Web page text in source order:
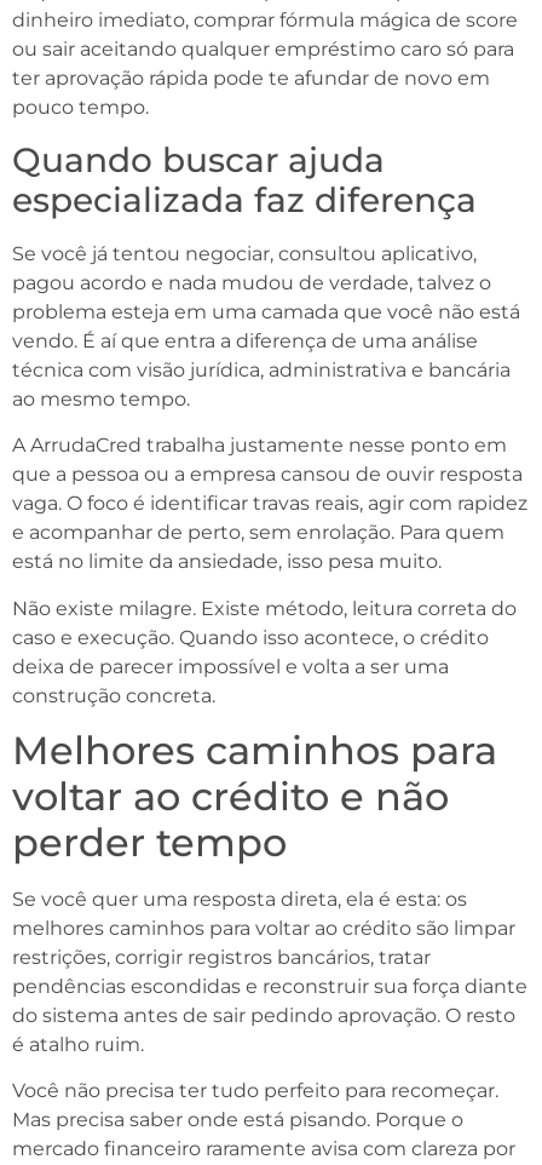
dinheiro imediato, comprar fórmula mágica de score
ou sair aceitando qualquer empréstimo caro só para
ter aprovação rápida pode te afundar de novo em
pouco tempo.
Quando buscar ajuda
especializada faz diferença
Se você já tentou negociar, consultou aplicativo,
pagou acordo e nada mudou de verdade, talvez o
problema esteja em uma camada que você não está
vendo. É aí que entra a diferença de uma análise
técnica com visão jurídica, administrativa e bancária
ao mesmo tempo.
A ArrudaCred trabalha justamente nesse ponto em
que a pessoa ou a empresa cansou de ouvir resposta
vaga. O foco é identificar travas reais, agir com rapidez
e acompanhar de perto, sem enrolação. Para quem
está no limite da ansiedade, isso pesa muito.
Não existe milagre. Existe método, leitura correta do
caso e execução. Quando isso acontece, o crédito
deixa de parecer impossível e volta a ser uma
construção concreta.
Melhores caminhos para
voltar ao crédito e não
perder tempo
Se você quer uma resposta direta, ela é esta: os
melhores caminhos para voltar ao crédito são limpar
restrições, corrigir registros bancários, tratar
pendências escondidas e reconstruir sua força diante
do sistema antes de sair pedindo aprovação. O resto
é atalho ruim.
Você não precisa ter tudo perfeito para recomeçar.
Mas precisa saber onde está pisando. Porque o
mercado financeiro raramente avisa com clareza por